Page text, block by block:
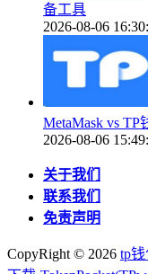
备工具
2026-08-06
MetaMask vs
2026-08-06
关于我们
联系我们
免责声明
CopyRight © 2026 tp